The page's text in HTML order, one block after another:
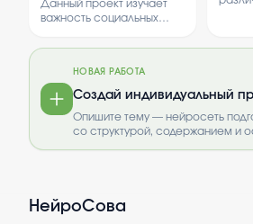
Данный проект изучает
важность социальных
общество. В работе
проведения социальных
опросов и анализируются
полученные результаты.
НОВАЯ РАБОТА
Создай индивидуальный
Опишите тему — нейросеть
со структурой, содержанием и
НейроСова